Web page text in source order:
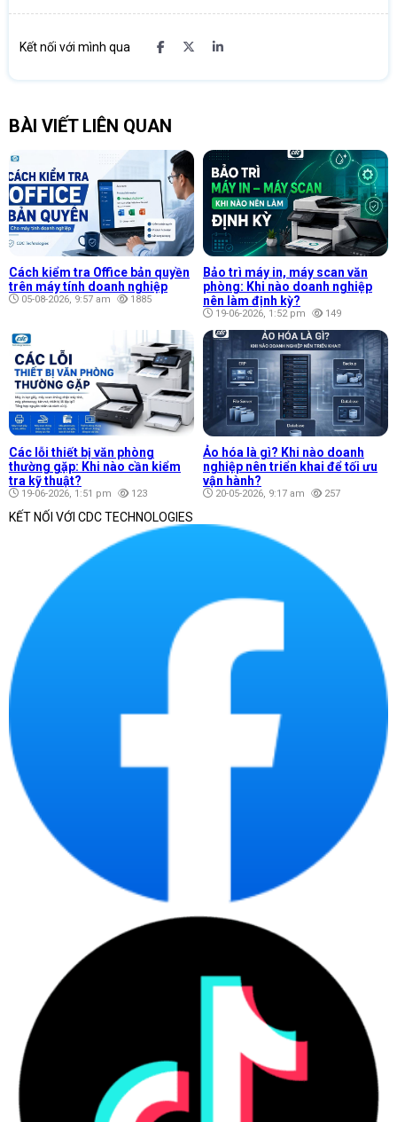
Kết nối với mình qua
BÀI VIẾT LIÊN QUAN
Cách kiểm tra Office bản quyền
trên máy tính doanh nghiệp
05-08-2026, 9:57 am 1885
Bảo trì máy in, máy scan văn
phòng: Khi nào doanh nghiệp
nên làm định kỳ?
19-06-2026, 1:52 pm 149
Các lỗi thiết bị văn phòng
thường gặp: Khi nào cần kiểm
tra kỹ thuật?
19-06-2026, 1:51 pm 123
Ảo hóa là gì? Khi nào doanh
nghiệp nên triển khai để tối ưu
vận hành?
20-05-2026, 9:17 am 257
KẾT NỐI VỚI CDC TECHNOLOGIES